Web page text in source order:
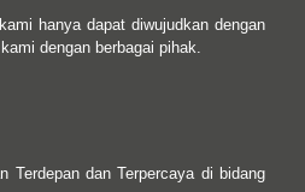
hanya dapat diwujudkan dengan
dengan berbagai pihak.
Terdepan dan Terpercaya di bidang